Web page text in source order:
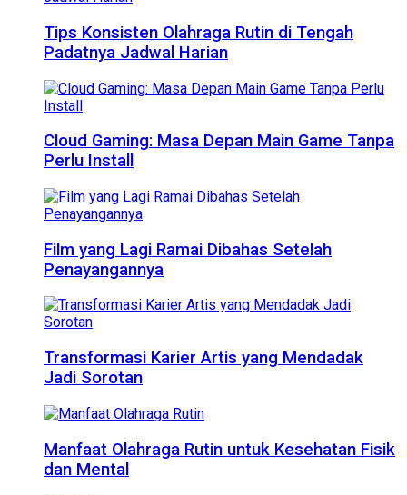
Tips Konsisten Olahraga Rutin di Tengah
Padatnya Jadwal Harian
Cloud Gaming: Masa Depan Main Game Tanpa
Perlu Install
Film yang Lagi Ramai Dibahas Setelah
Penayangannya
Transformasi Karier Artis yang Mendadak
Jadi Sorotan
Manfaat Olahraga Rutin untuk Kesehatan Fisik
dan Mental